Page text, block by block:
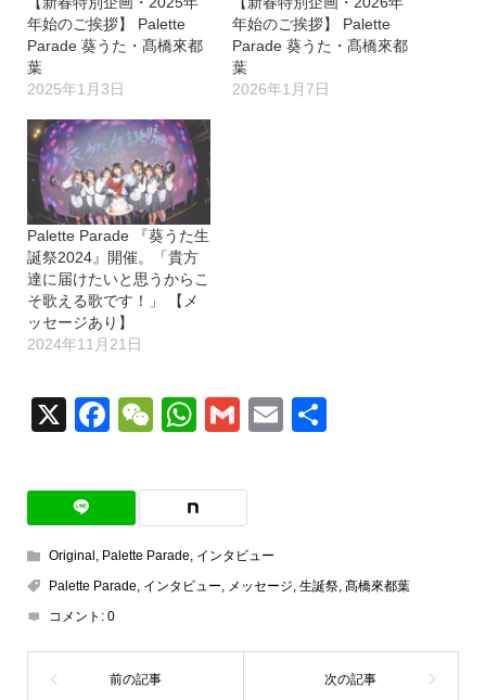
年始のご挨拶】 Palette
Parade 葵うた・髙橋來都
葉
2025年1月3日
年始のご挨拶】 Palette
Parade 葵うた・髙橋來都
葉
2026年1月7日
Palette Parade 『葵うた生
誕祭2024』開催。「貴方
達に届けたいと思うからこ
そ歌える歌です！」 【メ
ッセージあり】
2024年11月21日
X Facebook
WeChat
WhatsApp
GmailEmail
Original Palette Parade インタビュー
Palette Parade インタビュー メッセージ 生誕祭, 髙橋來都葉
コメント: 0